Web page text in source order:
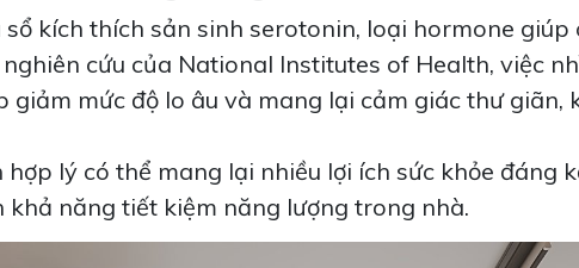
kích thích sản sinh serotonin, loại hormone
cứu của National Institutes of Health, việc
giảm mức độ lo âu và mang lại cảm giác thư giãn,
lý có thể mang lại nhiều lợi ích sức khỏe đáng
năng tiết kiệm năng lượng trong nhà.